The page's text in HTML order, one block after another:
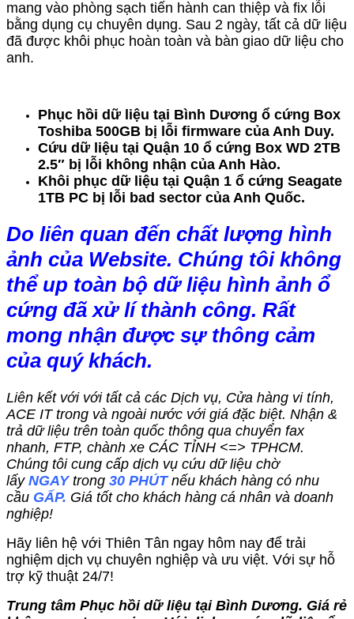
mang vào phòng sạch tiến hành can thiệp và fix lỗi
bằng dụng cụ chuyên dụng. Sau 2 ngày, tất cả dữ liệu
đã được khôi phục hoàn toàn và bàn giao dữ liệu cho
anh.
Phục hồi dữ liệu tại Bình Dương ổ cứng Box
Toshiba 500GB bị lỗi firmware của Anh Duy.
Cứu dữ liệu tại Quận 10 ổ cứng Box WD 2TB
2.5″ bị lỗi không nhận của Anh Hào.
Khôi phục dữ liệu tại Quận 1 ổ cứng Seagate
1TB PC bị lỗi bad sector của Anh Quốc.
Do liên quan đến chất lượng hình
ảnh của Website. Chúng tôi không
thể up toàn bộ dữ liệu hình ảnh ổ
cứng đã xử lí thành công. Rất
mong nhận được sự thông cảm
của quý khách.
Liên kết với với tất cả các Dịch vụ, Cửa hàng vi tính,
ACE IT trong và ngoài nước với giá đặc biệt. Nhận &
trả dữ liệu trên toàn quốc thông qua chuyển fax
nhanh, FTP, chành xe CÁC TỈNH <=> TPHCM.
Chúng tôi cung cấp dịch vụ cứu dữ liệu chờ
lấy NGAYtrong 30 PHÚTnếu khách hàng có nhu
cầu GẤP. Giá tốt cho khách hàng cá nhân và doanh
nghiệp!
Hãy liên hệ với Thiên Tân ngay hôm nay để trải
nghiệm dịch vụ chuyên nghiệp và ưu việt. Với sự hỗ
trợ kỹ thuật 24/7!
Trung tâm Phục hồi dữ liệu tại Bình Dương. Giá rẻ